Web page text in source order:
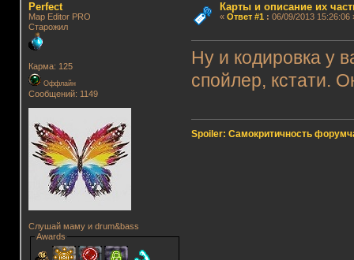
Perfect
Map Editor PRO
Старожил
Карма: 125
Оффлайн
Сообщений: 1149
Слушай маму и drum&bass
Awards
Карты и описание их
« Ответ #1 : 06/09/2013 15:26:06
Ну и кодировка у
спойлер, кстати.
Spoiler: Самокритичность